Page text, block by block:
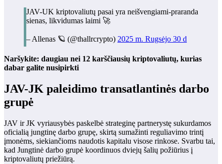
JAV-UK kriptovaliutų pasai yra neišvengiami-praranda
sienas, likvidumas laimi 🚀
– Allenas 🪐 (@thallrcrypto) 2025 m. Rugsėjo 30 d
Naršykite: daugiau nei 12 karščiausių kriptovaliutų, kurias
dabar galite nusipirkti
JAV-JK paleidimo transatlantinės darbo
grupė
JAV ir JK vyriausybės paskelbė strateginę partnerystę sukurdamos
oficialią jungtinę darbo grupę, skirtą sumažinti reguliavimo trintį
įmonėms, siekiančioms naudotis kapitalu visose rinkose. Svarbu tai,
kad Jungtinė darbo grupė koordinuos dviejų šalių požiūrius į
kriptovaliutų priežiūrą.